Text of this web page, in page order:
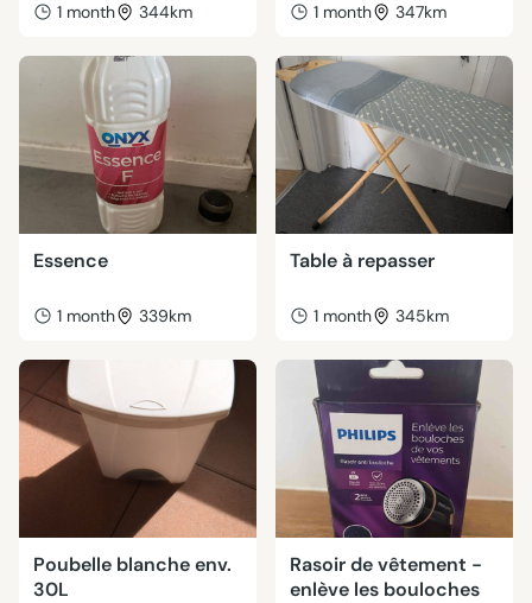
1 month 344km 1 month 347km
Essence
1 month 339km
Table à repasser
1 month 345km
Poubelle blanche env.
30L
Rasoir de vêtement -
enlève les bouloches